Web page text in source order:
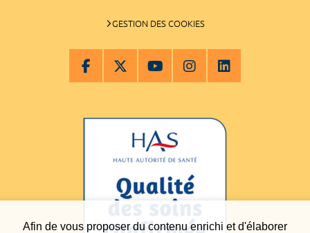
Afin de vous proposer du contenu enrichi et d'élaborer
GESTION DES COOKIES